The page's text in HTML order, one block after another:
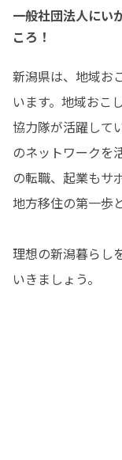
一般社団法人にい
ころ！
新潟県は、地域お
います。地域おこ
協力隊が活躍して
のネットワークを
の転職、起業もサ
地方移住の第一歩
理想の新潟暮らし
いきましょう。